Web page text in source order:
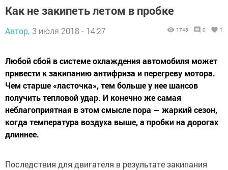
Как не закипеть летом в пробке
Автор, 3 июля 2018 - 14:27 1743 0 1
Любой сбой в системе охлаждения автомобиля может
привести к закипанию антифриза и перегреву мотора.
Чем старше «ласточка», тем больше у нее шансов
получить тепловой удар. И конечно же самая
неблагоприятная в этом смысле пора — жаркий сезон,
когда температура воздуха выше, а пробки на дорогах
длиннее.
Последствия для двигателя в результате закипания